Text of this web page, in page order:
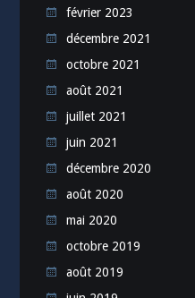
février 2023
décembre 2021
octobre 2021
août 2021
juillet 2021
juin 2021
décembre 2020
août 2020
mai 2020
octobre 2019
août 2019